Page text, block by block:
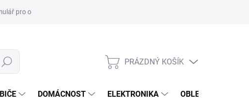
pro odstoupení od smlouvy
Hledat
NÁKUPNÍ
PRÁZDNÝ KOŠÍK
DOMÁCNOST ELEKTRONIKA OBLEČENÍ, OBUV